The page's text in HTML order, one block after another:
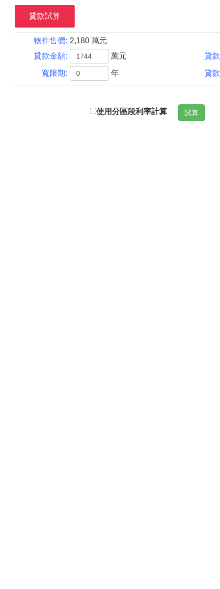
貸款試算
物件售價: 2,180 萬元
貸款金額:
萬元 貸
寬限期: 年 貸
使用分區段利率計算 試算